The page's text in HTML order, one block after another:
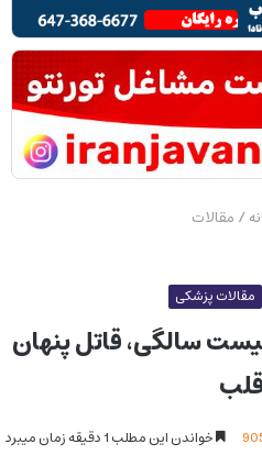
/ مقالات
مقالات پزشکی
سالگی، قاتل پنهان
قلب
خواندن این مطلب 1 دقیقه زمان میبرد